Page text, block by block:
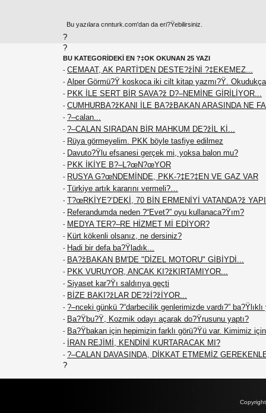
Bu yazılara cnnturk.com'dan da eri?Ÿebilirsiniz.
?
?
BU KATEGORİDEKİ EN ?‡OK OKUNAN 25 YAZI
- CEMAAT, AK PARTİ'DEN DESTE?žİNİ ?‡EKEMEZ...
- Alper Görmü?Ÿ koskoca iki cilt kitap yazmı?Ÿ.
- PKK İLE SERT BİR SAVA?ž D?–NEMİNE GİRİLİYOR...
- CUMHURBA?žKANI İLE BA?žBAKAN ARASINDA NE
- ?–calan...
- ?–CALAN SIRADAN BİR MAHKUM DE?žİL Kİ...
- Rüya görmeyelim. PKK böyle tasfiye edilmez
- Davuto?Ÿlu efsanesi gerçek mi, yoksa balon mu?
- PKK İKİYE B?–L?œN?œYOR
- RUSYA G?œNDEMİNDE, PKK-?‡E?‡EN VE GAZ VAR
- Türkiye artık kararını vermeli?…
- T?œRKİYE?’DEKİ, 70 BİN ERMENİYİ VATANDA?ž
- Referandumda neden ?“Evet?” oyu kullanaca?Ÿım?
- MEDYA TER?–RE HİZMET Mİ EDİYOR?
- Kürt kökenli olsanız, ne dersiniz?
- Hadi bir defa ba?Ÿladık...
- BA?žBAKAN BM'DE "DİZEL MOTORU" GİBİYDİ...
- PKK VURUYOR, ANCAK KI?žKIRTAMIYOR...
- Siyaset kar?Ÿı saldırıya geçti
- BİZE BAKI?žLAR DE?žİ?žİYOR...
- ?–nceki günkü ?“darbecilik genlerimizde vardı?”
- Ba?Ÿbu?Ÿ, Kozmik odayı açarak do?Ÿrusunu yaptı?
- Ba?Ÿbakan için hepimizin farklı görü?Ÿü var. Kimimiz
- İRAN REJİMİ, KENDİNİ KURTARACAK MI?
- ?–CALAN DAVASINDA, DİKKAT ETMEMİZ
?